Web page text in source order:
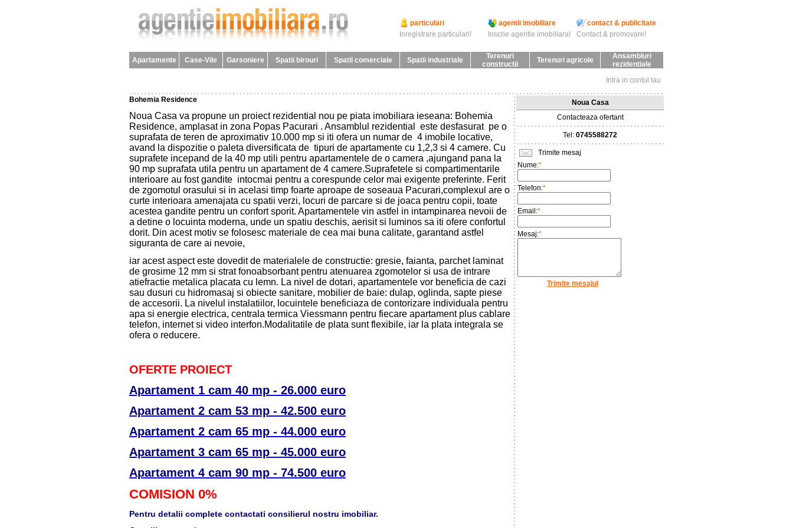
particulari agentii imobiliare
contact & publicitate
Inregistrare particulari!
Inscrie agentie imobiliara! Contact & promovare!
Apartamente Case-Vile Garsoniere Spatii birouri Spatii comerciale Spatii industriale
Terenuri
constructii
Terenuri agricole
Ansambluri
rezidentiale
Intra in contul tau
Bohemia Residence
Noua Casa va propune un proiect rezidential nou pe piata imobiliara ieseana: Bohemia
Residence, amplasat in zona Popas Pacurari . Ansamblul rezidential este desfasurat pe o
suprafata de teren de aproximativ 10.000 mp si iti ofera un numar de 4 imobile locative,
avand la dispozitie o paleta diversificata de tipuri de apartamente cu 1,2,3 si 4 camere. Cu
suprafete incepand de la 40 mp utili pentru apartamentele de o camera ,ajungand pana la
90 mp suprafata utila pentru un apartament de 4 camere.Suprafetele si compartimentarile
interioare au fost gandite intocmai pentru a corespunde celor mai exigente preferinte. Ferit
de zgomotul orasului si in acelasi timp foarte aproape de soseaua Pacurari,complexul are o
curte interioara amenajata cu spatii verzi, locuri de parcare si de joaca pentru copii, toate
acestea gandite pentru un confort sporit. Apartamentele vin astfel in intampinarea nevoii de
a detine o locuinta moderna, unde un spatiu deschis, aerisit si luminos sa iti ofere confortul
dorit. Din acest motiv se folosesc materiale de cea mai buna calitate, garantand astfel
siguranta de care ai nevoie,
iar acest aspect este dovedit de materialele de constructie: gresie, faianta, parchet laminat
de grosime 12 mm si strat fonoabsorbant pentru atenuarea zgomotelor si usa de intrare
atiefractie metalica placata cu lemn. La nivel de dotari, apartamentele vor beneficia de cazi
sau dusuri cu hidromasaj si obiecte sanitare, mobilier de baie: dulap, oglinda, sapte piese
de accesorii. La nivelul instalatiilor, locuintele beneficiaza de contorizare individuala pentru
apa si energie electrica, centrala termica Viessmann pentru fiecare apartament plus cablare
telefon, internet si video interfon.Modalitatile de plata sunt flexibile, iar la plata integrala se
ofera o reducere.
OFERTE PROIECT
Apartament 1 cam 40 mp - 26.000 euro
Apartament 2 cam 53 mp - 42.500 euro
Apartament 2 cam 65 mp - 44.000 euro
Apartament 3 cam 65 mp - 45.000 euro
Apartament 4 cam 90 mp - 74.500 euro
COMISION 0%
Pentru detalii complete contactati consilierul nostru imobiliar.
Noua Casa
Contacteaza ofertant
Tel: 0745588272
Trimite mesaj
Nume:*
Telefon:*
Email:*
Mesaj:*
Trimite mesajul